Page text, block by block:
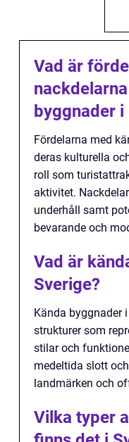
Vad är
byggnader i
Fördelarna med
deras kulturella
roll som
aktivitet.
underhåll samt
bevarande och
Vad är
Sverige?
Kända byggnader
strukturer som
stilar och
medeltida slott
landmärken och
Vilka typer